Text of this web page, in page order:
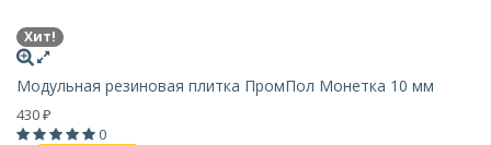
Хит!
Модульная резиновая плитка ПромПол Монетка 10 мм
430 ₽
0